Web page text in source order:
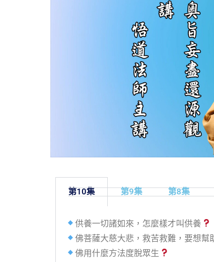
第10集 第9集 第8集
供養一切諸如來，怎麼樣才叫供養
佛菩薩大慈大悲，救苦救難，要想幫
佛用什麼方法度脫眾生